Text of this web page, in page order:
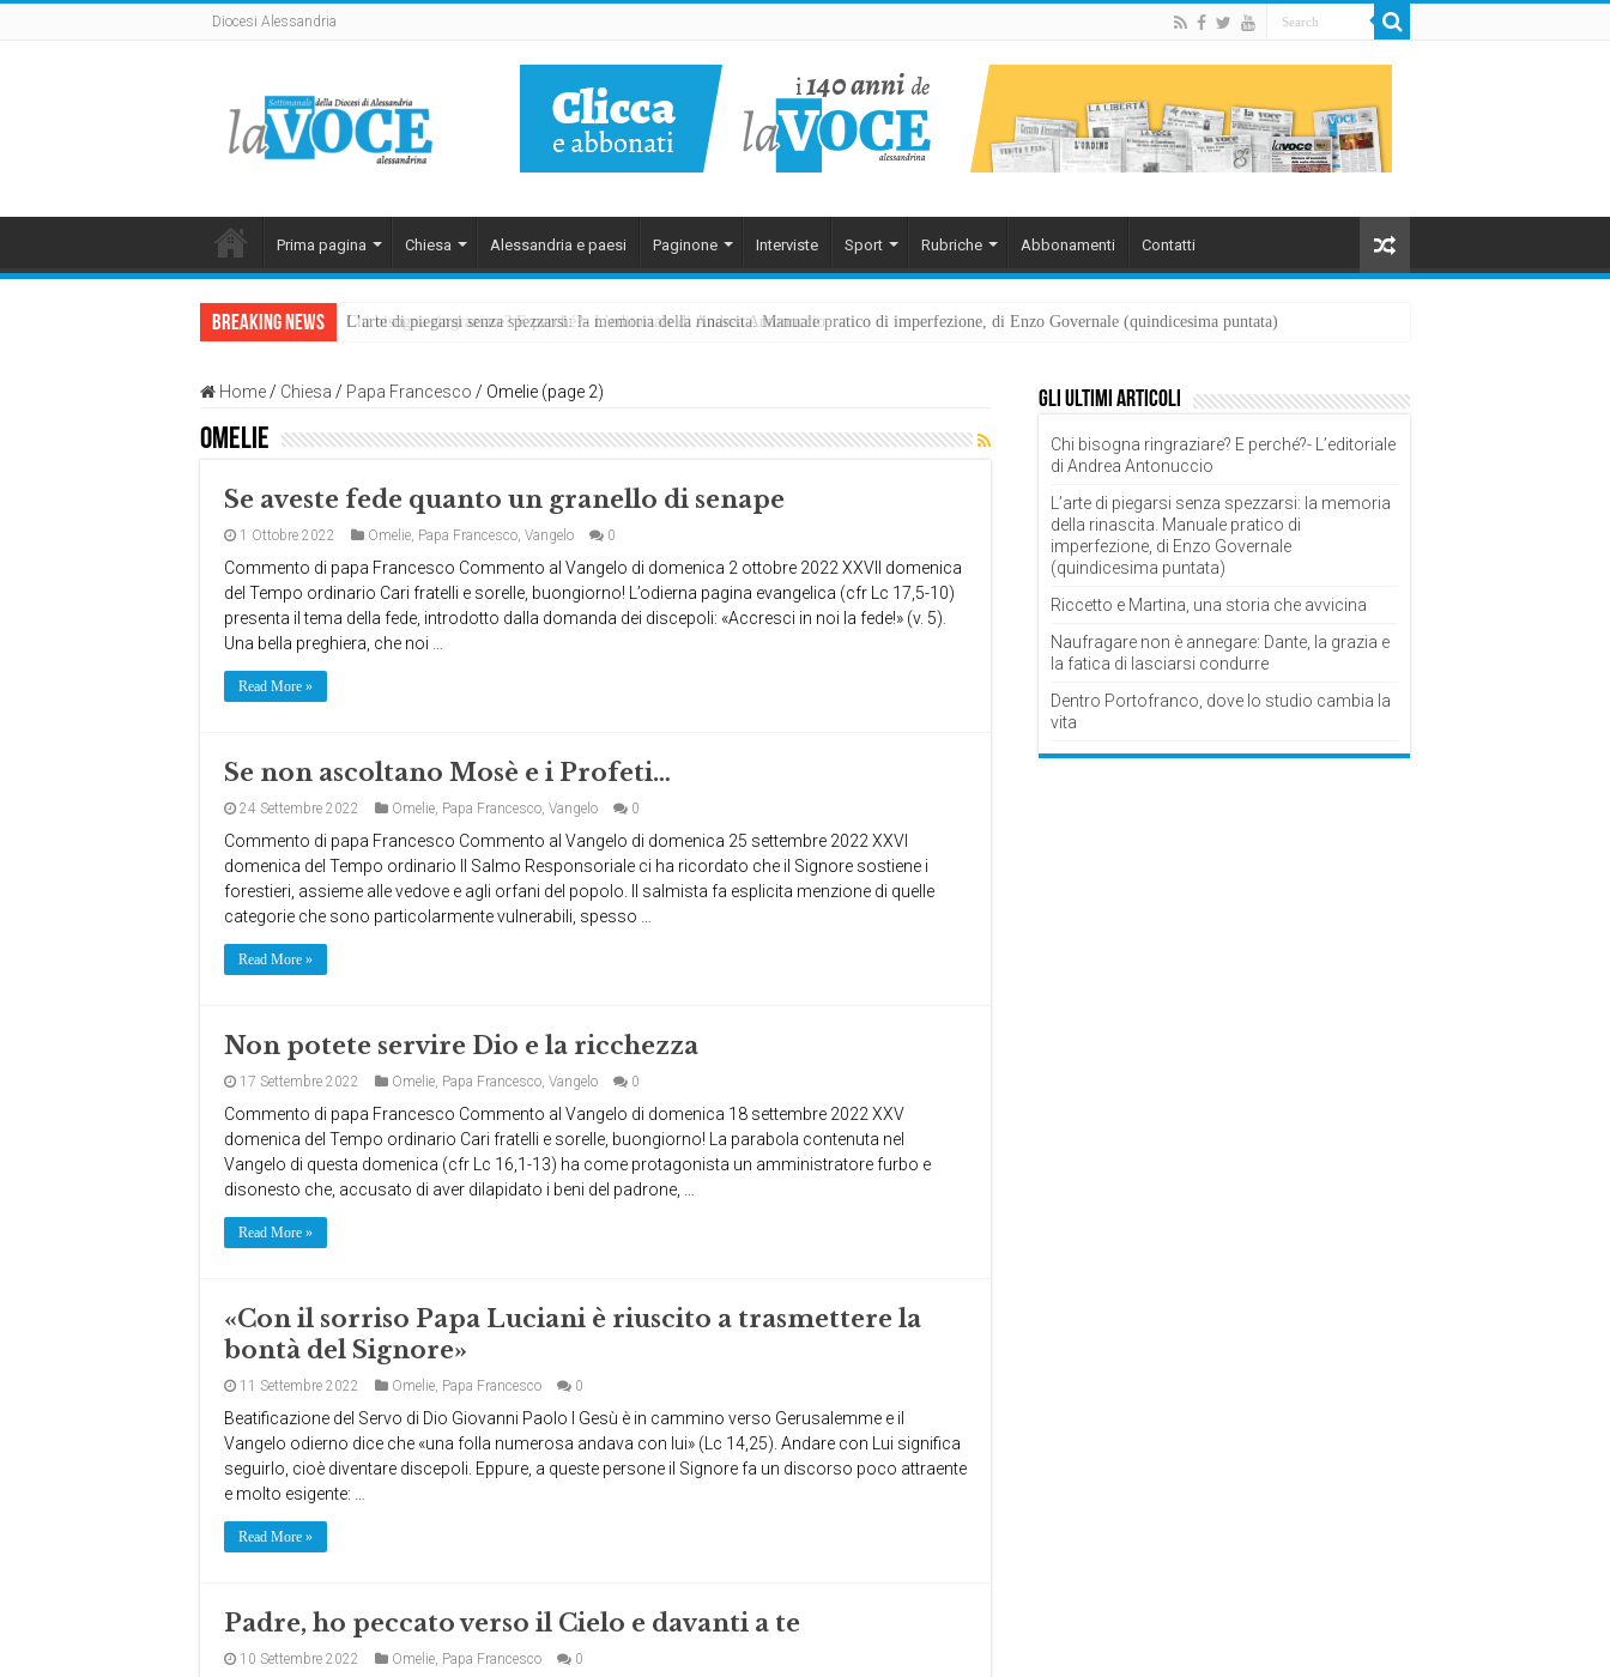
Diocesi Alessandria
Prima pagina Chiesa Alessandria e paesi Paginone Interviste Sport Rubriche Abbonamenti Contatti
Breaking News L’arte di piegarsi senza spezzarsi: la memoria della rinascita. Manuale pratico di imperfezione, di Enzo Governale (quindicesima puntata)
Home / Chiesa / Papa Francesco / Omelie (page 2)
Omelie
Se aveste fede quanto un granello di senape
1 Ottobre 2022 Omelie, Papa Francesco, Vangelo 0
Commento di papa Francesco Commento al Vangelo di domenica 2 ottobre 2022 XXVII domenica
del Tempo ordinario Cari fratelli e sorelle, buongiorno! L’odierna pagina evangelica (cfr Lc 17,5-10)
presenta il tema della fede, introdotto dalla domanda dei discepoli: «Accresci in noi la fede!» (v. 5).
Una bella preghiera, che noi …
Read More »
Se non ascoltano Mosè e i Profeti…
24 Settembre 2022 Omelie, Papa Francesco, Vangelo 0
Commento di papa Francesco Commento al Vangelo di domenica 25 settembre 2022 XXVI
domenica del Tempo ordinario Il Salmo Responsoriale ci ha ricordato che il Signore sostiene i
forestieri, assieme alle vedove e agli orfani del popolo. Il salmista fa esplicita menzione di quelle
categorie che sono particolarmente vulnerabili, spesso …
Read More »
Non potete servire Dio e la ricchezza
17 Settembre 2022 Omelie, Papa Francesco, Vangelo 0
Commento di papa Francesco Commento al Vangelo di domenica 18 settembre 2022 XXV
domenica del Tempo ordinario Cari fratelli e sorelle, buongiorno! La parabola contenuta nel
Vangelo di questa domenica (cfr Lc 16,1-13) ha come protagonista un amministratore furbo e
disonesto che, accusato di aver dilapidato i beni del padrone, …
Read More »
«Con il sorriso Papa Luciani è riuscito a trasmettere la
bontà del Signore»
11 Settembre 2022 Omelie, Papa Francesco 0
Beatificazione del Servo di Dio Giovanni Paolo I Gesù è in cammino verso Gerusalemme e il
Vangelo odierno dice che «una folla numerosa andava con lui» (Lc 14,25). Andare con Lui significa
seguirlo, cioè diventare discepoli. Eppure, a queste persone il Signore fa un discorso poco attraente
e molto esigente: …
Read More »
Padre, ho peccato verso il Cielo e davanti a te
10 Settembre 2022 Omelie, Papa Francesco 0
Gli ultimi articoli
Chi bisogna ringraziare? E perché?- L’editoriale
di Andrea Antonuccio
L’arte di piegarsi senza spezzarsi: la memoria
della rinascita. Manuale pratico di
imperfezione, di Enzo Governale
(quindicesima puntata)
Riccetto e Martina, una storia che avvicina
Naufragare non è annegare: Dante, la grazia e
la fatica di lasciarsi condurre
Dentro Portofranco, dove lo studio cambia la
vita